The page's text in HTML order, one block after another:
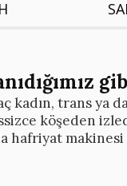
kadın, trans ya
köşeden
hafriyat